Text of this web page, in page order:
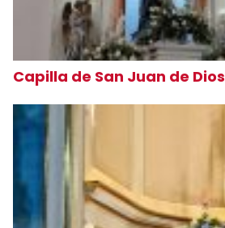
Capilla de San Juan de Dios